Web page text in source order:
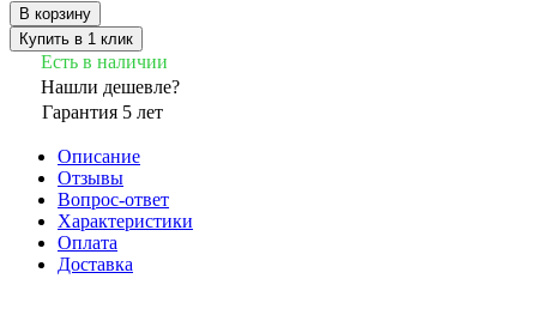
В корзину
Купить в 1 клик
Есть в наличии
Нашли дешевле?
Гарантия 5 лет
Описание
Отзывы
Вопрос-ответ
Характеристики
Оплата
Доставка